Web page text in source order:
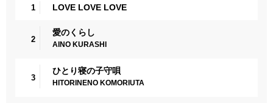
1 LOVE LOVE LOVE
2
愛のくらし
AINO KURASHI
3
ひとり寝の子守唄
HITORINENO KOMORIUTA